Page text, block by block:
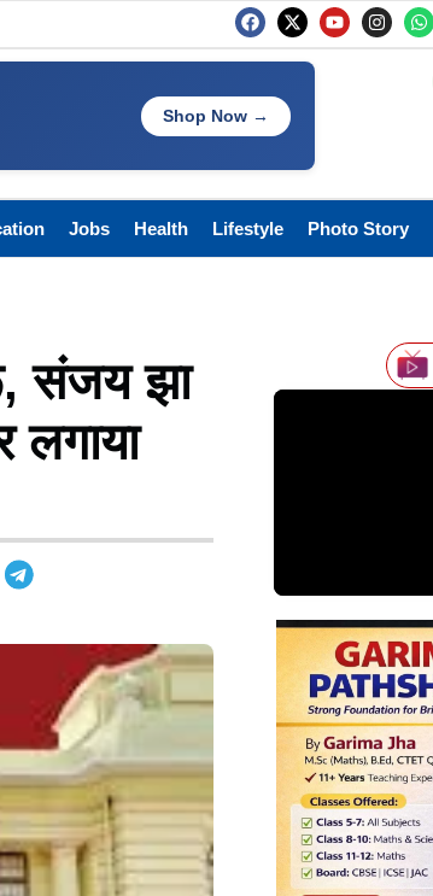
Shop Now →
Jobs Health Lifestyle Photo Story
संजय झा
लगाया